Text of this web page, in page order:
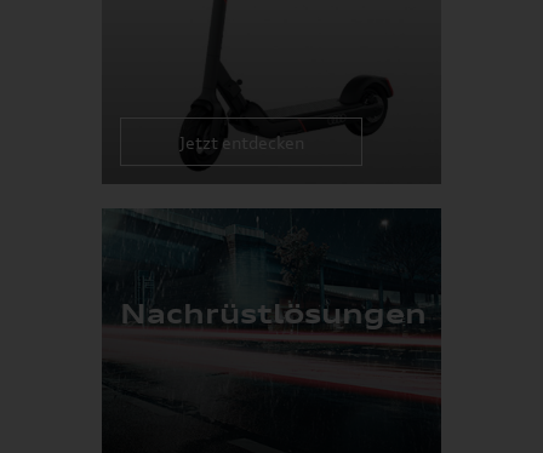
Jetzt entdecken
Nachrüstlösungen